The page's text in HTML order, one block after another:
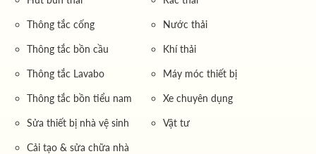
Thông tắc cống
Thông tắc bồn cầu
Thông tắc Lavabo
Thông tắc bồn tiểu nam
Sửa thiết bị nhà vệ sinh
Cải tạo & sửa chữa nhà
Nước thải
Khí thải
Máy móc thiết bị
Xe chuyên dụng
Vật tư